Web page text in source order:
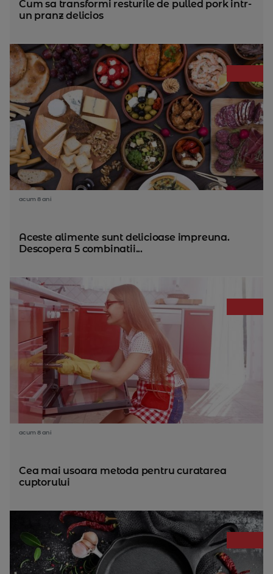
Cum sa transformi resturile de pulled pork intr-
un pranz delicios
acum 8 ani
Aceste alimente sunt delicioase impreuna.
Descopera 5 combinatii...
acum 8 ani
Cea mai usoara metoda pentru curatarea
cuptorului